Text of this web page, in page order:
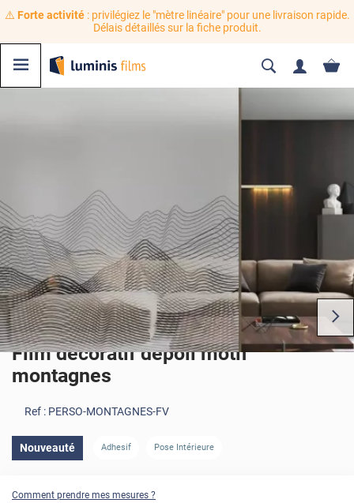
⚠️ Forte activité: privilégiez le "mètre linéaire" pour une livraison rapide.
Délais détaillés sur la fiche produit.
Film décoratif dépoli motif
montagnes
Ref : PERSO-MONTAGNES-FV
Nouveauté Adhesif Pose Intérieure
Comment prendre mes mesures ?